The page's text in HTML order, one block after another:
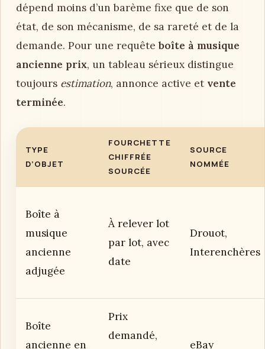
dépend moins d’un barème fixe que de son
état, de son mécanisme, de sa rareté et de la
demande. Pour une requêteboîte à musique
ancienne prix, un tableau sérieux distingue
toujours estimation, annonce active et vente
terminée.
TYPE
D’OBJET
FOURCHETTE
CHIFFRÉE
SOURCÉE
SOURCE
NOMMÉE
Boîte à
musique
ancienne
adjugée
À relever lot
par lot, avec
date
Drouot,
Interenchères
Boîte
ancienne en
Prix
demandé,
eBay